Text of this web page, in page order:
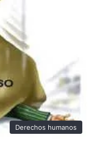
Derechos humanos